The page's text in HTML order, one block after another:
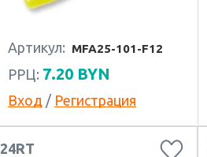
Артикул: MFA25-101-F12
РРЦ: 7.20BYN
Вход / Регистрация
24RT